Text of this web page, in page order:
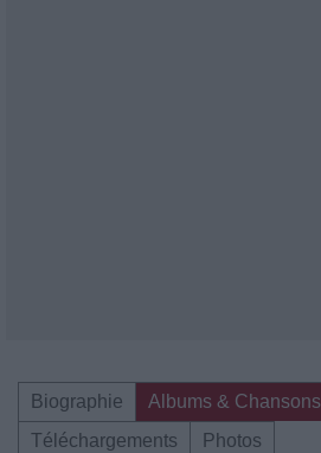
Biographie
Albums & Chansons
Téléchargements
Photos